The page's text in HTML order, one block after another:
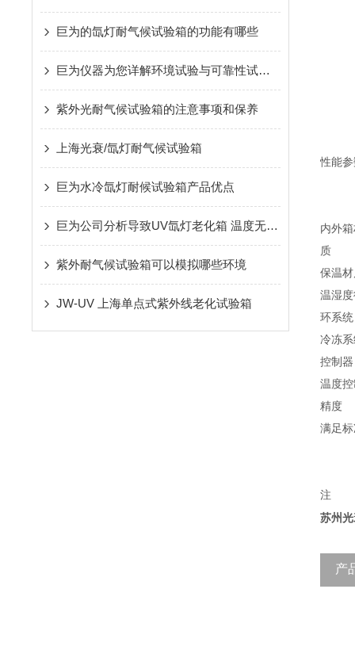
巨为的氙灯耐气候试验箱的功能有哪些
巨为仪器为您详解环境试验与可靠性试验的区别
紫外光耐气候试验箱的注意事项和保养
上海光衰/氙灯耐气候试验箱
巨为水冷氙灯耐候试验箱产品优点
巨为公司分析导致UV氙灯老化箱 温度无法恒定的原因
紫外耐气候试验箱可以模拟哪些环境
JW-UV 上海单点式紫外线老化试验箱
性能
内外
质
保温
温湿
环系统
冷冻
控制器
温度
精度
满足
注
苏州
产